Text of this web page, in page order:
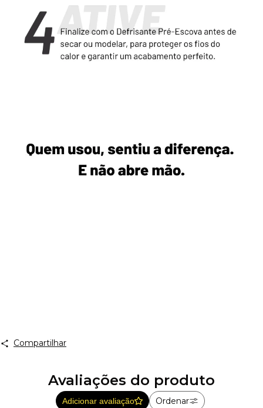
Compartilhar
Avaliações do produto
Adicionar avaliação Ordenar